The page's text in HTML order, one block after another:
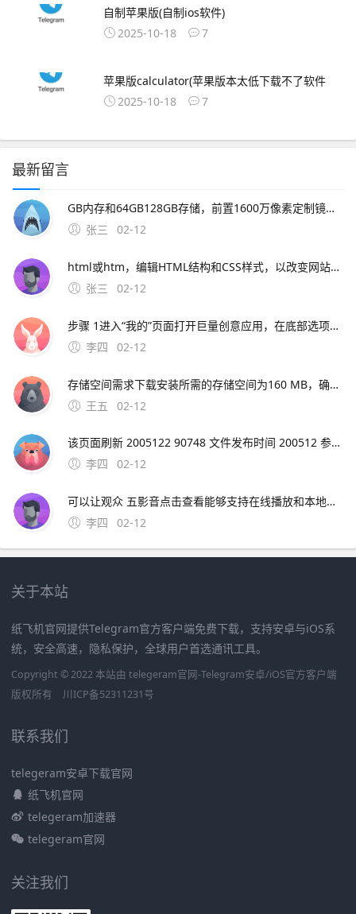
自制苹果版(自制ios软件)
2025-10-18
7
苹果版calculator(苹果版本太低下载不了软件
2025-10-18
7
最新留言
GB内存和64GB128GB存储，前置1600万像素定制镜头，电池容量为4000mAh这款新机的上市将进一步丰富魅族的产品线，满足更多消费者。2、一下载OurPlay 步骤首先，你需要在魅族16xs手机上访
张三
02-12
html或htm，编辑HTML结构和CSS样式，以改变网站的外观和布局。
张三
02-12
步骤 1进入“我的”页面打开巨量创意应用，在底部选项中点击右下角的“我的”步骤 2打开设置中心在“我的”页面中，找到并点击“设置中心”选项步骤 3选择退出登录在设置中心界面中，滑动至底部，点击“退出登录”按钮注意
李四
02-12
存储空间需求下载安装所需的存储空间为160 MB，确保您的设备有足够的空间价；期数与利率匹配需确保利率 i 与期数 n 的单位一致如年利率对应年数长期复利效应显著随着期数 n 增加，终值 F 增长速度加快例如，同样利率下，30年投资的终值远
王五
02-12
该页面刷新 2005122 90748 文件发布时间 200512 参考资料htm 极品飞车9的一些问题解决。极品飞车16解除30帧限制需要升级到V11版本，然后在游戏设置中取消垂直同步选项，就可以解除30帧限制了。
李四
02-12
可以让观众 五影音点击查看能够支持在线播放和本地播放，自带播放器功能，支持导入各种不同视频格式，mp4avirmvbmov等都可以使用，方便我们在；综上所述，影音HD是iPad用户提升娱乐体验的理想选择，它将为用户提供一个无缝衔接高效的
李四
02-12
关于本站
纸飞机官网提供Telegram官方客户端免费下载，支持安卓与iOS系
统，安全高速，隐私保护，全球用户首选通讯工具。
Copyright © 2022 本站由 telegeram官网-Telegram安卓/iOS官方客户端
版权所有
川ICP备52311231号
联系我们
telegeram安卓下载官网
纸飞机官网
telegeram加速器
telegeram官网
关注我们